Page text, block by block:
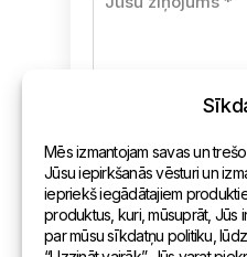
Apmaksa
Vispārēja
Mēs izmantojam savas un
Jūsu iepirkšanās vēsturi un
iepriekš iegādātajiem
produktus, kuri, mūsuprāt, Jūs
par mūsu sīkdatņu politiku,